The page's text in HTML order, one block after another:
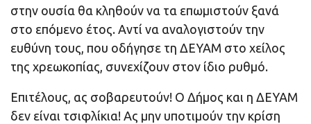
στην ουσία θα κληθούν να τα επωμιστούν ξανά
στο επόμενο έτος. Αντί να αναλογιστούν την
ευθύνη τους, που οδήγησε τη ΔΕΥΑΜ στο χείλος
της χρεωκοπίας, συνεχίζουν στον ίδιο ρυθμό.
Επιτέλους, ας σοβαρευτούν! Ο Δήμος και η ΔΕΥΑΜ
δεν είναι τσιφλίκια! Ας μην υποτιμούν την κρίση